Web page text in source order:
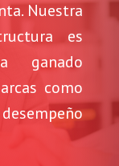
Nuestra
es
ganado
como